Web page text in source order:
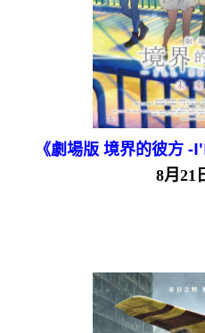
《劇場版 境界的彼方 -
8月21